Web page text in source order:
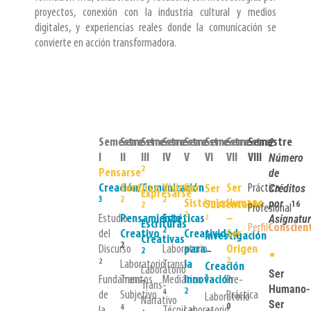
proyectos, conexión con la industria cultural y medios
digitales, y experiencias reales donde la comunicación se
convierte en acción transformadora.
Semestre
Pensarse2
Creación/Comunicación
3
Estudio
del
Discurso
2
Fundamentos
de
Semestre
Sentirse
2
Pensamiento
Creativo
2
Laboratorio
Trans-
Subjetivo
4
Semestre
Expresarse
2
Escrituras
Creativas
2
Laboratorio
Trans-
Narrativo
Semestre
IV
Vivirse
2
Estéticas
2
Laboratorio
Trans-
Mediático
4
Semestre
V
Ser
Sistémico
2
Creatividad
para
la
Innovación
2
Semestre
VI
Ser
Sustentable
2
Investigación
–
Creación
3
Laboratorio
Semestre
VII
Ser
Humano
–
Ser
Origen
2
Pre-
Práctica
0
Semestre
VIII
Práctica
Profesional 16
Perfil
2
Número
de
Créditos
por
•
Ser
Humano-
Ser